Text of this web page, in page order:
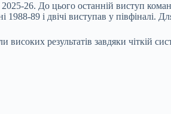
26. До цього останній виступ
89 і двічі виступав у півфіналі.
результатів завдяки чіткій